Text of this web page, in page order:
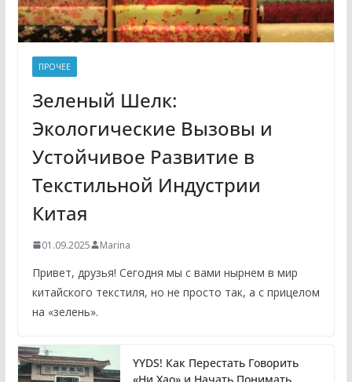
ПРОЧЕЕ
Зеленый Шелк:
Экологические Вызовы и
Устойчивое Развитие в
Текстильной Индустрии
Китая
01.09.2025 Marina
Привет, друзья! Сегодня мы с вами нырнем в мир
китайского текстиля, но не просто так, а с прицелом
на «зелень».
YYDS! Как Перестать Говорить
«Ни Хао» и Начать Понимать